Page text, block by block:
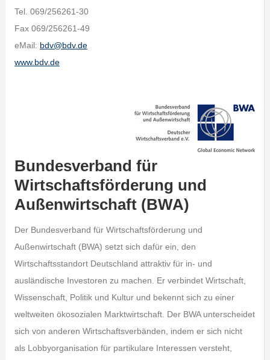
Tel. 069/256261-30
Fax 069/256261-49
eMail: bdv@bdv.de
www.bdv.de
Bundesverband für
Wirtschaftsförderung und
Außenwirtschaft (BWA)
Der Bundesverband für Wirtschaftsförderung und
Außenwirtschaft (BWA) setzt sich dafür ein, den
Wirtschaftsstandort Deutschland attraktiv für in- und
ausländische Investoren zu machen. Er verbindet Wirtschaft,
Wissenschaft, Politik und Kultur und bekennt sich zu einer
weltweiten ökosozialen Marktwirtschaft. Der BWA unterscheidet
sich von anderen Wirtschaftsverbänden, indem er sich nicht
als Lobbyorganisation für partikulare Interessen versteht,